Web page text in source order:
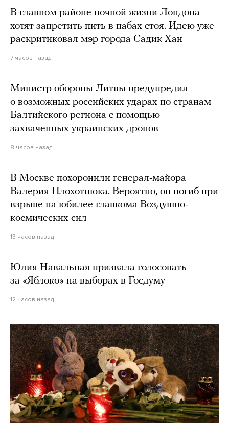
В главном районе ночной жизни Лондона
хотят запретить пить в пабах стоя. Идею уже
раскритиковал мэр города Садик Хан
7 часов назад
Министр обороны Литвы предупредил
о возможных российских ударах по странам
Балтийского региона с помощью
захваченных украинских дронов
8 часов назад
В Москве похоронили генерал-майора
Валерия Плохотнюка. Вероятно, он погиб при
взрыве на юбилее главкома Воздушно-
космических сил
13 часов назад
Юлия Навальная призвала голосовать
за «Яблоко» на выборах в Госдуму
12 часов назад